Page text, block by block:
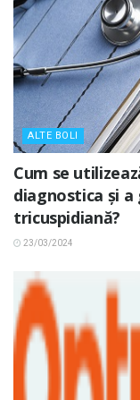
ALTE BOLI
Cum se
diagnostica și
tricuspidiană?
23/03/2024